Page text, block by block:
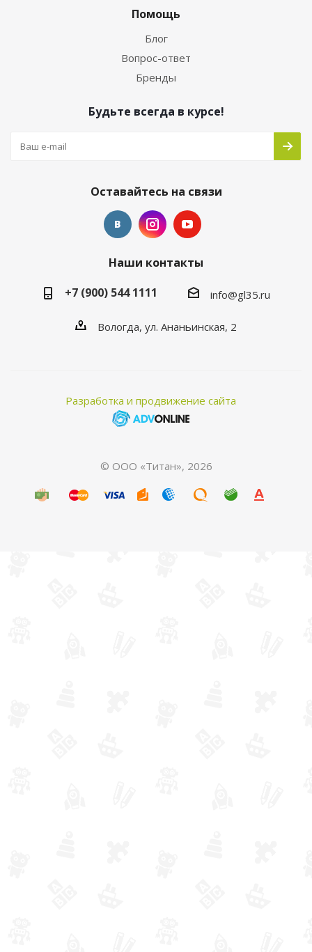
Помощь
Блог
Вопрос-ответ
Бренды
Будьте всегда в курсе!
Оставайтесь на связи
Наши контакты
+7 (900) 544 1111
info@gl35.ru
Вологда, ул. Ананьинская, 2
Разработка и продвижение сайта
© ООО «Титан», 2026